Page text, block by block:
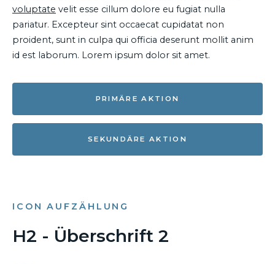
voluptate velit esse cillum dolore eu fugiat nulla
pariatur. Excepteur sint occaecat cupidatat non
proident, sunt in culpa qui officia deserunt mollit anim
id est laborum. Lorem ipsum dolor sit amet.
PRIMÄRE AKTION
SEKUNDÄRE AKTION
ICON AUFZÄHLUNG
H2 - Überschrift 2